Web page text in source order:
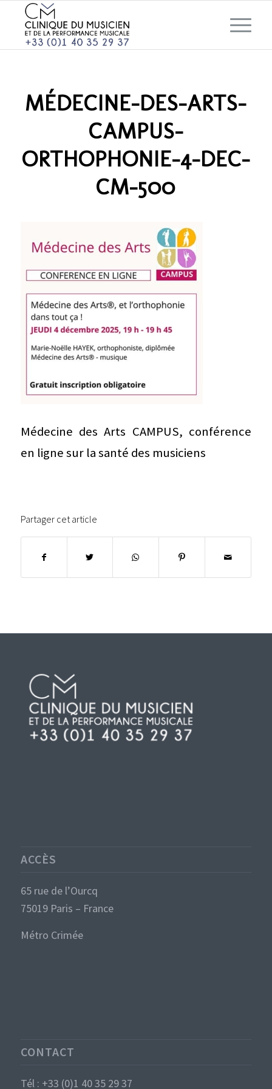
MÉDECINE-DES-ARTS-
CAMPUS-
ORTHOPHONIE-4-DEC-
CM-500
Médecine des Arts CAMPUS, conférence
en ligne sur la santé des musiciens
Partager cet article
ACCÈS
65 rue de l’Ourcq
75019 Paris – France
Métro Crimée
CONTACT
Tél : +33 (0)1 40 35 29 37